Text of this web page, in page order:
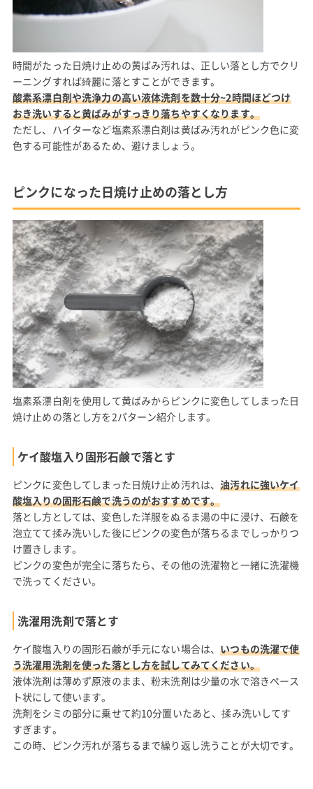
時間がたった日焼け止めの黄ばみ汚れは、正しい落とし方でクリ
ーニングすれば綺麗に落とすことができます。
酸素系漂白剤や洗浄力の高い液体洗剤を数十分~2時間ほどつけ
おき洗いすると黄ばみがすっきり落ちやすくなります。
ただし、ハイターなど塩素系漂白剤は黄ばみ汚れがピンク色に変
色する可能性があるため、避けましょう。
ピンクになった日焼け止めの落とし方
塩素系漂白剤を使用して黄ばみからピンクに変色してしまった日
焼け止めの落とし方を2パターン紹介します。
ケイ酸塩入り固形石鹸で落とす
ピンクに変色してしまった日焼け止め汚れは、油汚れに強いケイ
酸塩入りの固形石鹸で洗うのがおすすめです。
落とし方としては、変色した洋服をぬるま湯の中に浸け、石鹸を
泡立てて揉み洗いした後にピンクの変色が落ちるまでしっかりつ
け置きします。
ピンクの変色が完全に落ちたら、その他の洗濯物と一緒に洗濯機
で洗ってください。
洗濯用洗剤で落とす
ケイ酸塩入りの固形石鹸が手元にない場合は、いつもの洗濯で使
う洗濯用洗剤を使った落とし方を試してみてください。
液体洗剤は薄めず原液のまま、粉末洗剤は少量の水で溶きペース
ト状にして使います。
洗剤をシミの部分に乗せて約10分置いたあと、揉み洗いしてす
すぎます。
この時、ピンク汚れが落ちるまで繰り返し洗うことが大切です。